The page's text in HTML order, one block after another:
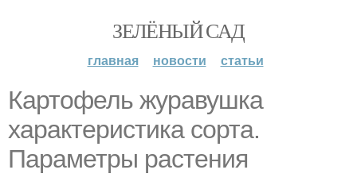
ЗЕЛЁНЫЙ САД
главная новости статьи
Картофель журавушка
характеристика сорта.
Параметры растения